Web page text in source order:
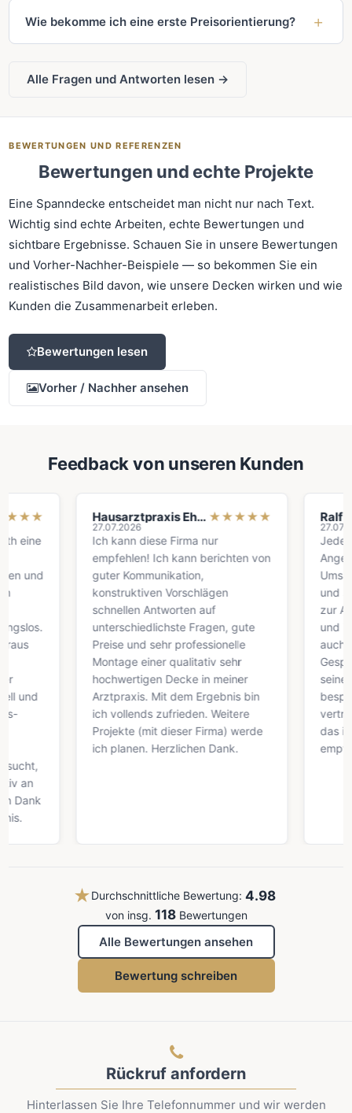
Wie bekomme ich eine erste Preisorientierung?
Alle Fragen und Antworten lesen →
BEWERTUNGEN UND REFERENZEN
Bewertungen und echte Projekte
Eine Spanndecke entscheidet man nicht nur nach Text.
Wichtig sind echte Arbeiten, echte Bewertungen und
sichtbare Ergebnisse. Schauen Sie in unsere Bewertungen
und Vorher-Nachher-Beispiele — so bekommen Sie ein
realistisches Bild davon, wie unsere Decken wirken und wie
Kunden die Zusammenarbeit erleben.
Bewertungen lesen
Vorher / Nachher ansehen
Feedback von unseren Kunden
★ Hausarztpraxis Ehrhardt
27.07.2026
★★★★★
Ich kann diese Firma nur
empfehlen! Ich kann berichten von
guter Kommunikation,
konstruktiven Vorschlägen
schnellen Antworten auf
unterschiedlichste Fragen, gute
Preise und sehr professionelle
Montage einer qualitativ sehr
hochwertigen Decke in meiner
Arztpraxis. Mit dem Ergebnis bin
ich vollends zufrieden. Weitere
Projekte (mit dieser Firma) werde
ich planen. Herzlichen Dank.
Ralf
27.07.2026
Jederzeit
Umsichtig
und
zur
und in
auch über
Gespräch
seiner
das ich
★Durchschnittliche Bewertung: 4.98
von insg. 118Bewertungen
Alle Bewertungen ansehen
Bewertung schreiben
Rückruf anfordern
Hinterlassen Sie Ihre Telefonnummer und wir werden